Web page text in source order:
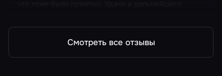
Смотреть все отзывы